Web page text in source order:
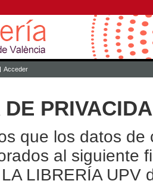
Acceder
que los datos
al siguiente
LIBRERÍA